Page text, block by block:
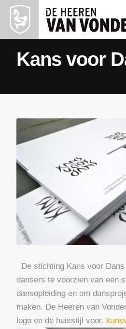
Kans voor
De stichting Kans voor
dansers te voorzien van een
dansopleiding en om
maken. De Heeren van
logo en de huisstijl voor.